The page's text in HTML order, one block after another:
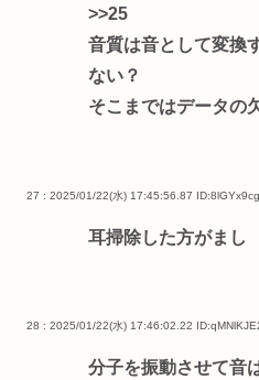
>>25
音質は音として変換
ない？
そこまではデータの
27 : 2025/01/22(水) 17:45:56.87
耳掃除した方がまし
28 : 2025/01/22(水) 17:46:02.22
分子を振動させて音